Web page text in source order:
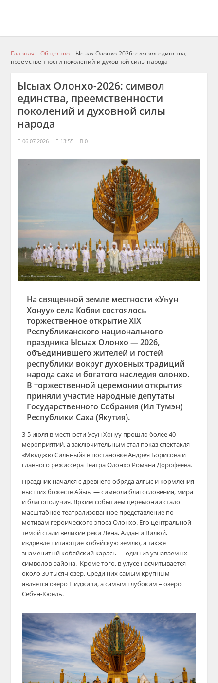
Главная Общество
Ысыах Олонхо-2026: символ единства,
преемственности поколений и духовной силы народа
Ысыах Олонхо-2026: символ
единства, преемственности
поколений и духовной силы
народа
06.07.2026 13:55 0
На священной земле местности «Уһун
Хонуу» села Кобяи состоялось
торжественное открытие XIX
Республиканского национального
праздника Ысыах Олонхо — 2026,
объединившего жителей и гостей
республики вокруг духовных традиций
народа саха и богатого наследия олонхо.
В торжественной церемонии открытия
приняли участие народные депутаты
Государственного Собрания (Ил Тумэн)
Республики Саха (Якутия).
3-5 июля в местности Усун Хонуу прошло более 40
мероприятий, а заключительным стал показ спектакля
«Мюлджю Сильный» в постановке Андрея Борисова и
главного режиссера Театра Олонхо Романа Дорофеева.
Праздник начался с древнего обряда алгыс и кормления
высших божеств Айыы — символа благословения, мира
и благополучия. Ярким событием церемонии стало
масштабное театрализованное представление по
мотивам героического эпоса Олонхо. Его центральной
темой стали великие реки Лена, Алдан и Вилюй,
издревле питающие кобяйскую землю, а также
знаменитый кобяйский карась — один из узнаваемых
символов района. Кроме того, в улусе насчитывается
около 30 тысяч озер. Среди них самым крупным
является озеро Ниджили, а самым глубоким – озеро
Себян-Кюель.